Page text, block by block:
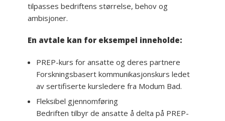
tilpasses bedriftens størrelse, behov og
ambisjoner.
En avtale kan for eksempel inneholde:
PREP-kurs for ansatte og deres partnere
Forskningsbasert kommunikasjonskurs ledet
av sertifiserte kursledere fra Modum Bad.
Fleksibel gjennomføring
Bedriften tilbyr de ansatte å delta på PREP-